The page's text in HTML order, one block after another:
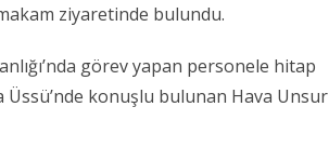
ziyaretinde bulundu.
görev yapan personele hitap
konuşlu bulunan Hava Unsur